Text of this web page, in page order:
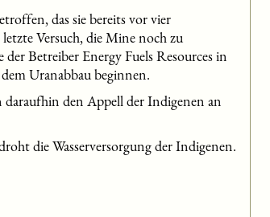
das sie bereits vor vier
Versuch, die Mine noch zu
Betreiber Energy Fuels Resources in
Uranabbau beginnen.
den Appell der Indigenen an
die Wasserversorgung der Indigenen.